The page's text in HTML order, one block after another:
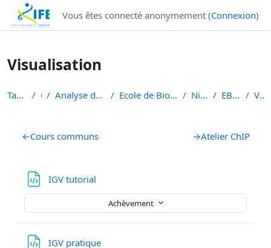
Institut Français de Bioinformatique - Les formations
Passer au contenu principalVous êtes connecté anonymement (Connexion)
Visualisation
Tableau de bord Cours Analyse de données de séquençage haut débit Ecole de Bioinformatique - IFB - Inserm - INRAe EB... Niveau 1 débutant EBAII Niveau 1 2023 Visualisation
Résumé de section
←Cours communs →Atelier ChIP
IGV tutorial
Achèvement
IGV pratique